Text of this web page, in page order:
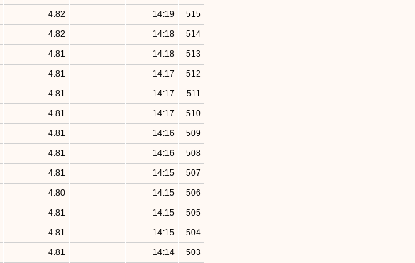
515
14:19
4.82
514
14:18
4.82
513
14:18
4.81
512
14:17
4.81
511
14:17
4.81
510
14:17
4.81
509
14:16
4.81
508
14:16
4.81
507
14:15
4.81
506
14:15
4.80
505
14:15
4.81
504
14:15
4.81
503
14:14
4.81